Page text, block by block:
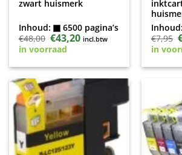
zwart huismerk
Inhoud:
6500 pagina’s
€48,00 Oorspronkelijke
prijs
was:
€43,20Huidige
prijs
incl.btw
in voorraad
€7,95
in